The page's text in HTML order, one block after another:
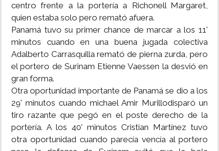
centro frente a la portería a Richonell Margaret,
quien estaba solo pero remató afuera.
Panamá tuvo su primer chance de marcar a los 11'
minutos cuando en una buena jugada colectiva
Adalberto Carrasquilla remató de pierna zurda, pero
el portero de Surinam Etienne Vaessen la desvió en
gran forma.
Otra oportunidad importante de Panamá se dio a los
29' minutos cuando michael Amir Murillodisparó un
tiro razante que pegó en el poste derecho de la
portería. A los 40' minutos Cristian Martínez tuvo
otra oportunidad cuando parecía vencía al portero